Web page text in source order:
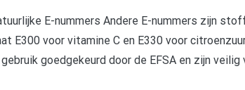
E-nummers Andere E-nummers zijn
E300 voor vitamine C en E330 voor
goedgekeurd door de EFSA en zijn veilig